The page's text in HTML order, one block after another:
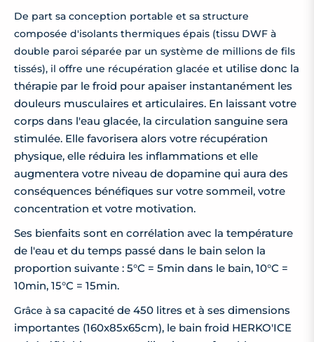
De part sa conception portable et sa structure
composée d'isolants thermiques épais (tissu DWF à
double paroi séparée par un système de millions de fils
tissés), il offre une récupération glacée et utilise donc la
thérapie par le froid pour apaiser instantanément les
douleurs musculaires et articulaires. En laissant votre
corps dans l'eau glacée, la circulation sanguine sera
stimulée. Elle favorisera alors votre récupération
physique, elle réduira les inflammations et elle
augmentera votre niveau de dopamine qui aura des
conséquences bénéfiques sur votre sommeil, votre
concentration et votre motivation.
Ses bienfaits sont en corrélation avec la température
de l'eau et du temps passé dans le bain selon la
proportion suivante : 5°C = 5min dans le bain, 10°C =
10min, 15°C = 15min.
Grâce à sa capacité de 450 litres et à ses dimensions
importantes (160x85x65cm), le bain froid HERKO'ICE